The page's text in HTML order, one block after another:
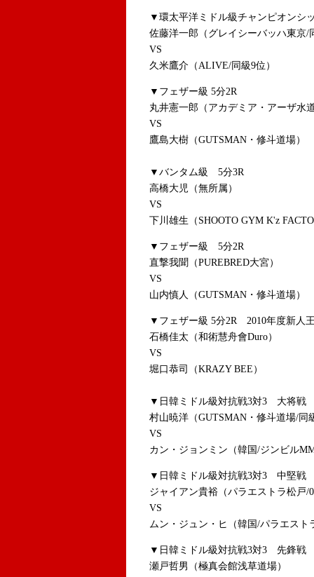
▼環太平洋ミドル級チャンピオンシ
佐藤洋一郎（グレイシーバッハ東京/
VS
久米鷹介（ALIVE/同級9位）
▼フェザー級 5分2R
丸井憲一郎（アカデミア・アーザ水
VS
鷹島大樹（GUTSMAN・修斗道場）
▼バンタム級 5分3R
高橋大児（無所属）
VS
下川雄生（SHOOTO GYM K'z
▼フェザー級 5分2R
直撃我聞（PUREBRED大宮）
VS
山内慎人（GUTSMAN・修斗道場）
▼フェザー級 5分2R 2010年度新人
石橋佳太（和術慧舟會Duro）
VS
堀口恭司（KRAZY BEE）
▼日韓ミドル級対抗戦3対3 大将戦
村山暁洋（GUTSMAN・修斗道場/同
VS
カン・ジョンミン（韓国/ジンビル
▼日韓ミドル級対抗戦3対3 中堅戦
ジャイアン貴裕（パラエストラ松戸/
VS
ムン・ジュン・ヒ（韓国/パラエスト
▼日韓ミドル級対抗戦3対3 先鋒戦
瀬戸哲男（極真会館浅草道場）